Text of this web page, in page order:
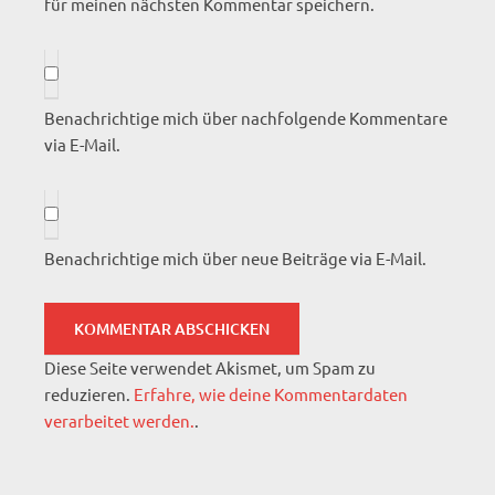
Benachrichtige mich über nachfolgende Kommentare
via E-Mail.
Benachrichtige mich über neue Beiträge via E-Mail.
Diese Seite verwendet Akismet, um Spam zu
reduzieren. Erfahre, wie deine Kommentardaten
verarbeitet werden..